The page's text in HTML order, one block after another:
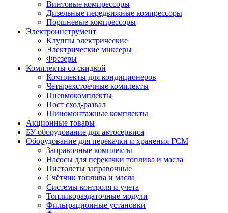
Винтовые компрессоры
Дизельные передвижные компрессоры
Поршневые компрессоры
Электроинструмент
Клуппы электрические
Электрические миксеры
Фрезеры
Комплекты со скидкой
Комплекты для кондиционеров
Четырехстоечные комплекты
Пневмокомплекты
Пост сход-развал
Шиномонтажные комплекты
Акционные товары
БУ оборудование для автосервиса
Оборудование для перекачки и хранения ГСМ
Заправочные комплекты
Насосы для перекачки топлива и масла
Пистолеты заправочные
Счётчик топлива и масла
Системы контроля и учета
Топливораздаточные модули
Фильтрационные установки